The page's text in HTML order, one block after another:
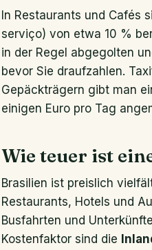
In Restaurants und Cafés
serviço) von etwa 10 %
in der Regel abgegolten
bevor Sie draufzahlen.
Gepäckträgern gibt man
einigen Euro pro Tag
Wie teuer ist
Brasilien ist preislich
Restaurants, Hotels und
Busfahrten und
Kostenfaktor sind die